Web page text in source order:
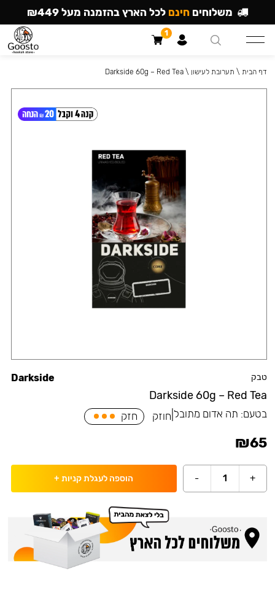
טבק
Darkside 60g – Red Tea
Darkside
בטעם: תה אדום מתובל חוזק חזק
₪65
+
1
- הוספה לעגלת קניות +
דף הבית \ תערובת לעישון \
Darkside 60g – Red Tea
משלוחים חינם לכל הארץ בהזמנה מעל ₪449
1